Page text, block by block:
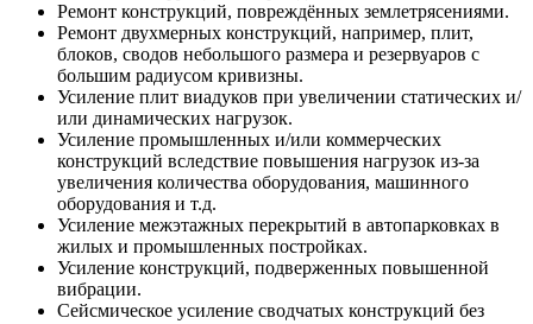
Ремонт конструкций, повреждённых землетрясениями.
Ремонт двухмерных конструкций, например, плит,
блоков, сводов небольшого размера и резервуаров с
большим радиусом кривизны.
Усиление плит виадуков при увеличении статических и/
или динамических нагрузок.
Усиление промышленных и/или коммерческих
конструкций вследствие повышения нагрузок из-за
увеличения количества оборудования, машинного
оборудования и т.д.
Усиление межэтажных перекрытий в автопарковках в
жилых и промышленных постройках.
Усиление конструкций, подверженных повышенной
вибрации.
Сейсмическое усиление сводчатых конструкций без